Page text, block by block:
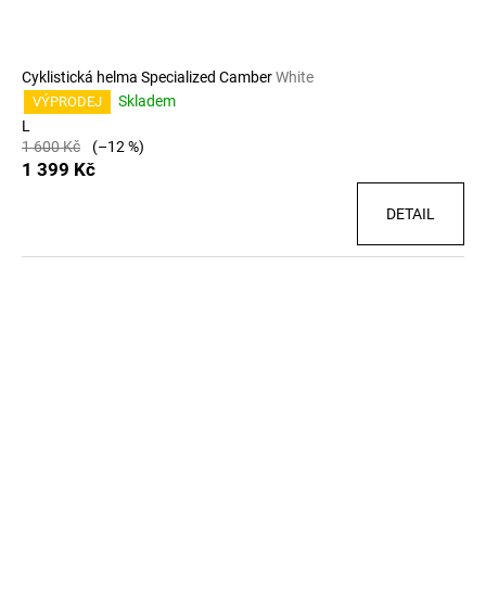
Cyklistická helma Specialized CamberWhite
VÝPRODEJ
Skladem
L
1 600 Kč
(–12 %)
1 399 Kč
DETAIL